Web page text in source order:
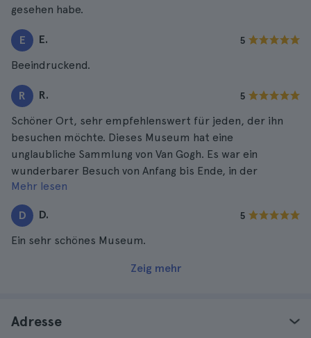
gesehen habe.
E E. 5
Beeindruckend.
R R. 5
Schöner Ort, sehr empfehlenswert für jeden, der ihn
besuchen möchte. Dieses Museum hat eine
unglaubliche Sammlung von Van Gogh. Es war ein
wunderbarer Besuch von Anfang bis Ende, in der
Zukunft zu wiederholen.
Mehr lesen
D D. 5
Ein sehr schönes Museum.
Zeig mehr
Adresse